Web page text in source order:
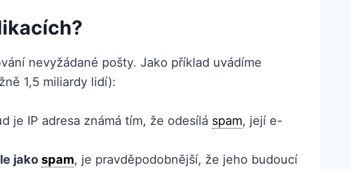
nevyžádané pošty. Jako příklad uvádíme
1,5 miliardy lidí):
je IP adresa známá tím, že odesílá spam, její e-
jako spam, je pravděpodobnější, že jeho budoucí